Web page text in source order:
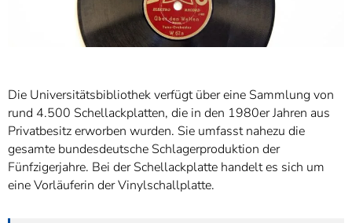
Die Universitätsbibliothek verfügt über eine Sammlung von
rund 4.500 Schellackplatten, die in den 1980er Jahren aus
Privatbesitz erworben wurden. Sie umfasst nahezu die
gesamte bundesdeutsche Schlagerproduktion der
Fünfzigerjahre. Bei der Schellackplatte handelt es sich um
eine Vorläuferin der Vinylschallplatte.